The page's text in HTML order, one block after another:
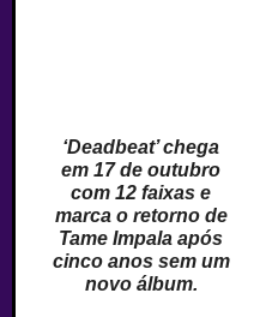
‘Deadbeat’ chega
em 17 de outubro
com 12 faixas e
marca o retorno de
Tame Impala após
cinco anos sem um
novo álbum.